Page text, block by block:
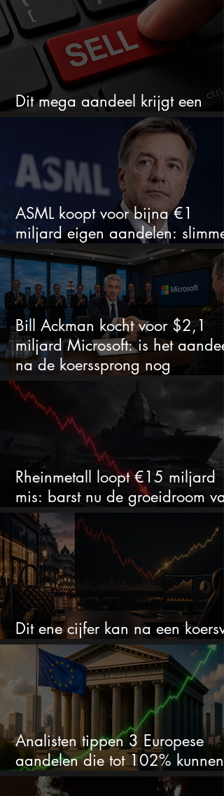
Dit mega aandeel krijgt een
zeldzaam verkoopadvies
ASML koopt voor bijna €1
miljard eigen aandelen: slimme
zet of dure timing?
Bill Ackman kocht voor $2,1
miljard Microsoft: is het aandeel
na de koerssprong nog
aantrekkelijk?
Rheinmetall loopt €15 miljard
mis: barst nu de groeidroom van
het defensiebedrijf?
Dit ene cijfer kan na een
van 50% alles veranderen
Analisten tippen 3 Europese
aandelen die tot 102% kunnen
stijgen